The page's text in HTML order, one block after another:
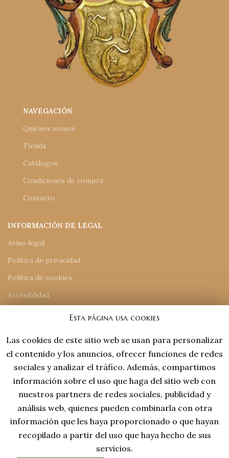
NAVEGACIÓN
Quiénes somos
Tienda
Catálogos
Condiciones de compra
Contacto
INFORMACIÓN DE LEGAL
Aviso legal
Política de privacidad
Política de cookies
Accesiblidad
INFORMACIÓN DE CONTACTO
918 77 48 18
tiendaonline@laviejaespana.com
Tales de Mileto 15, Nave 13 (28806), Alcalá de Henares
Esta página usa cookies
Las cookies de este sitio web se usan para personalizar
el contenido y los anuncios, ofrecer funciones de redes
sociales y analizar el tráfico. Además, compartimos
información sobre el uso que haga del sitio web con
nuestros partners de redes sociales, publicidad y
análisis web, quienes pueden combinarla con otra
información que les haya proporcionado o que hayan
recopilado a partir del uso que haya hecho de sus
servicios.